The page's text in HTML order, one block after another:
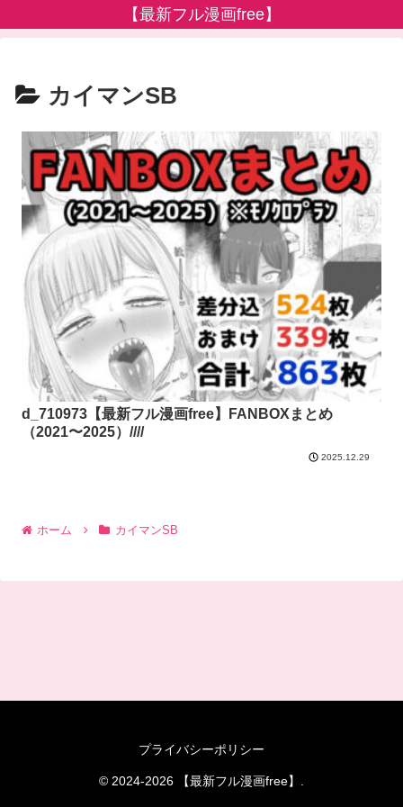
【最新フル漫画free】
カイマンSB
d_710973【最新フル漫画free】FANBOXまとめ
（2021〜2025）////
2025.12.29
ホーム カイマンSB
プライバシーポリシー
© 2024-2026 【最新フル漫画free】.